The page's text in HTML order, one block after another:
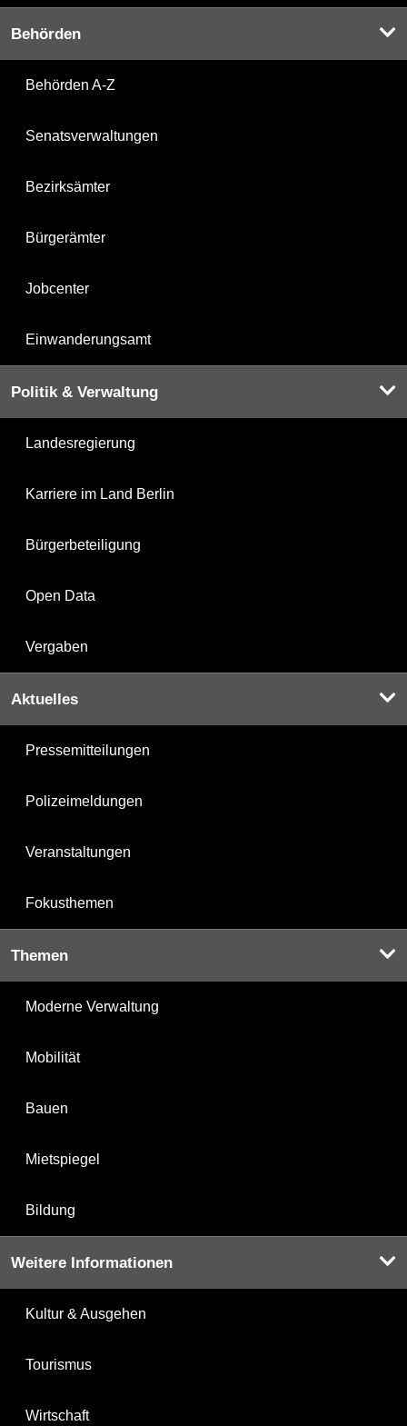
Behörden
Behörden A-Z
Senatsverwaltungen
Bezirksämter
Bürgerämter
Jobcenter
Einwanderungsamt
Politik & Verwaltung
Landesregierung
Karriere im Land Berlin
Bürgerbeteiligung
Open Data
Vergaben
Aktuelles
Pressemitteilungen
Polizeimeldungen
Veranstaltungen
Fokusthemen
Themen
Moderne Verwaltung
Mobilität
Bauen
Mietspiegel
Bildung
Weitere Informationen
Kultur & Ausgehen
Tourismus
Wirtschaft